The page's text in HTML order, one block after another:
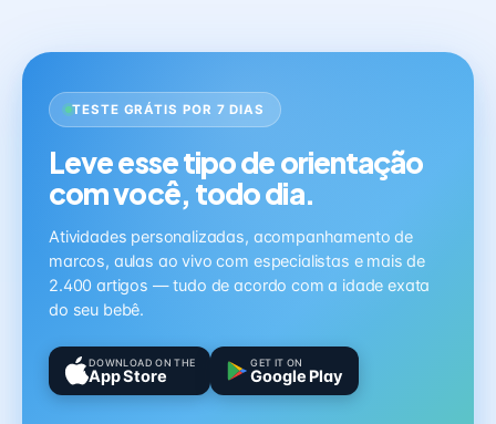
TESTE GRÁTIS POR 7 DIAS
Leve esse tipo de orientação
com você, todo dia.
Atividades personalizadas, acompanhamento de
marcos, aulas ao vivo com especialistas e mais de
2.400 artigos — tudo de acordo com a idade exata
do seu bebê.
DOWNLOAD ON THE
App Store
GET IT ON
Google Play